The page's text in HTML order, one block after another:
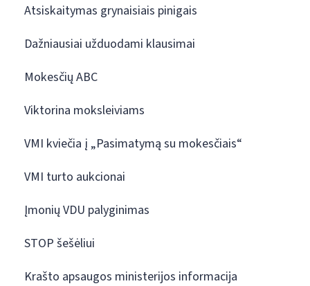
Atsiskaitymas grynaisiais pinigais
Dažniausiai užduodami klausimai
Mokesčių ABC
Viktorina moksleiviams
VMI kviečia į „Pasimatymą su mokesčiais“
VMI turto aukcionai
Įmonių VDU palyginimas
STOP šešėliui
Krašto apsaugos ministerijos informacija